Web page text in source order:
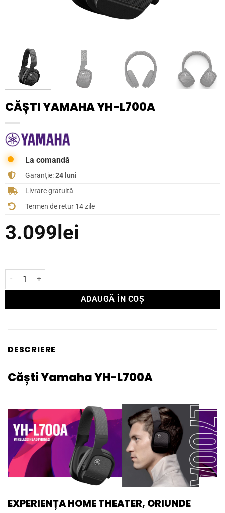
CĂȘTI YAMAHA YH-L700A
La comandă
Garanție:24 luni
Livrare gratuită
Termen de retur 14 zile
3.099lei
Cantitate Căști Yamaha YH-L700A
ADAUGĂ ÎN COȘ
DESCRIERE
Căști Yamaha YH-L700A
EXPERIENȚA HOME THEATER, ORIUNDE